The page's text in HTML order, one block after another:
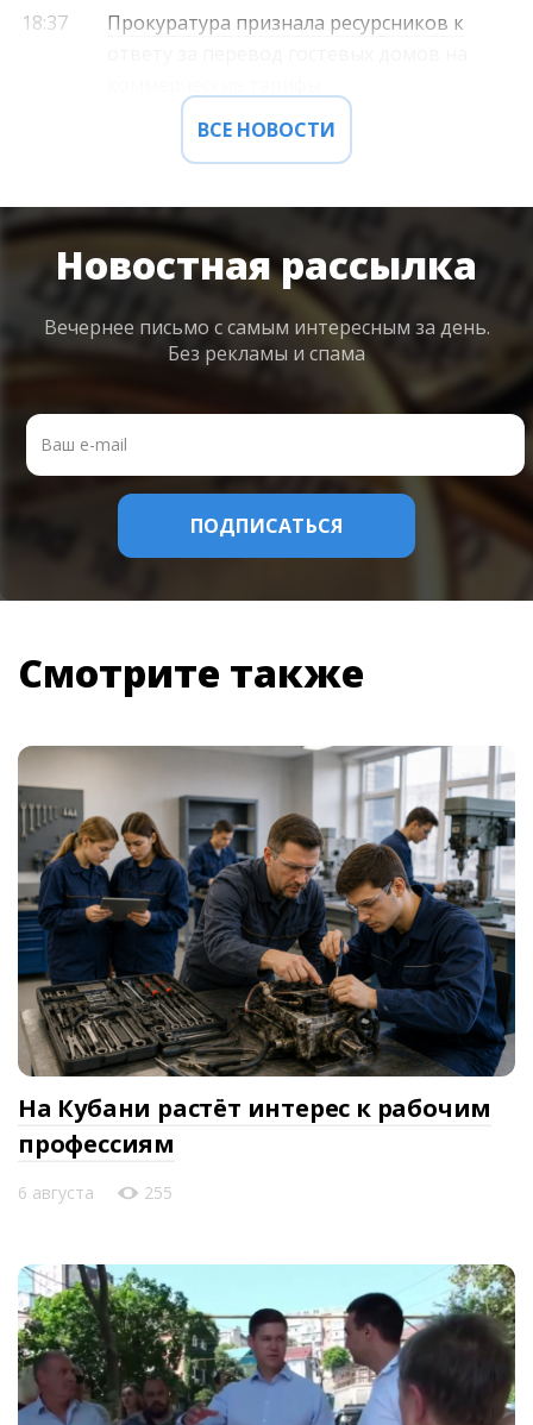
18:37
Прокуратура признала ресурсников к
ВСЕ НОВОСТИ
Новостная рассылка
Вечернее письмо с самым интересным за день.
Без рекламы и спама
Смотрите также
На Кубани растёт интерес к рабочим
профессиям
6 августа 255